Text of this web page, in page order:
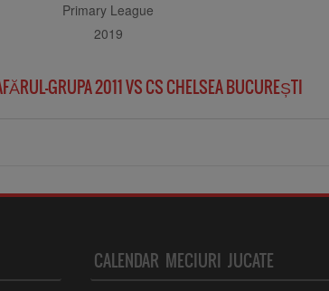
Primary League
2019
GRUPA 2011 VS CS CHELSEA BUCUREȘTI
CALENDAR MECIURI JUCATE